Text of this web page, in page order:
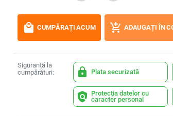
local_mall CUMPĂRAȚI ACUM add_shopping_cart ADAUGAȚI ÎN
Siguranță la
cumpărături:
lock Plata securizată
policy Protecția datelor cu
caracter personal